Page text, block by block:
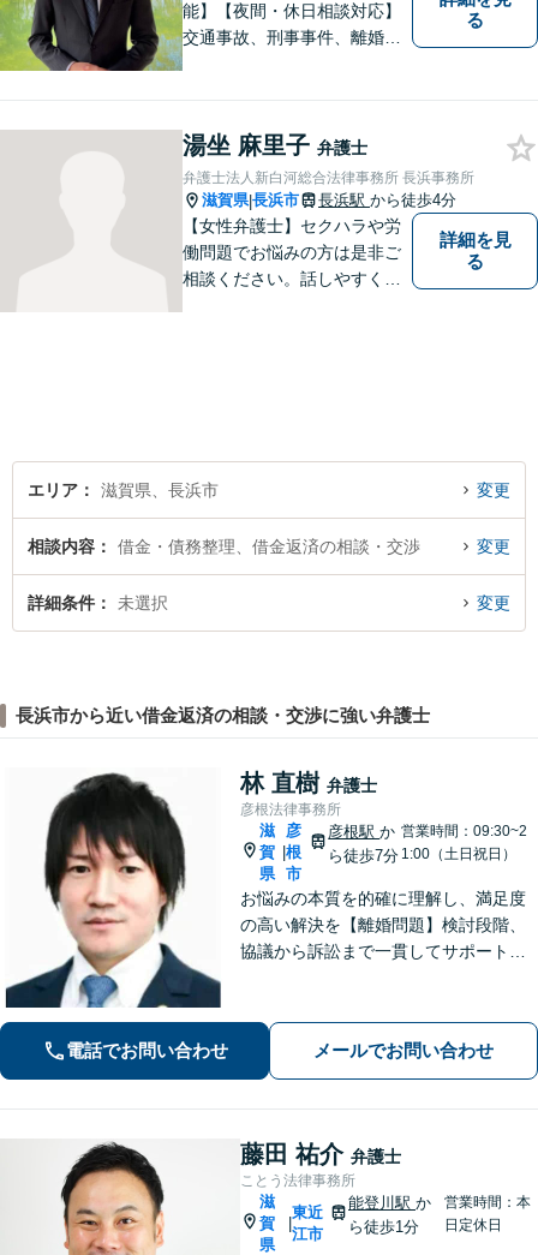
能】【夜間・休日相談対応】
交通事故、刑事事件、離婚・
る
湯坐 麻里子 弁護士
弁護士法人新白河総合法律事務所 長浜事務所
滋賀県|長浜市 長浜駅 から徒歩4分
【女性弁護士】セクハラや労
働問題でお悩みの方は是非ご
相談ください。話しやすく相
詳細を見
る
エリア 滋賀県、長浜市 変更
相談内容 借金・債務整理、借金返済の相談・交渉 変更
詳細条件 未選択 変更
長浜市から近い借金返済の相談・交渉に強い弁護士
林 直樹 弁護士
彦根法律事務所
滋
賀
県
|
彦
根
市
彦根駅か
ら徒歩7分
営業時間：09:30~2
1:00（土日祝日）
お悩みの本質を的確に理解し、満足度
の高い解決を【離婚問題】検討段階、
協議から訴訟まで一貫してサポート
求など幅広く対応【オンライン面談】
【彦根駅7分】
電話でお問い合わせ メールでお問い合わせ
藤田 祐介 弁護士
ことう法律事務所
滋
賀
県
東近
江市
能登川駅か
ら徒歩1分
営業時間：本
日定休日